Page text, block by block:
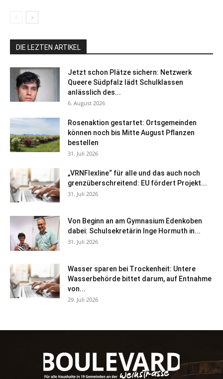
DIE LEZTEN ARTIKEL
Jetzt schon Plätze sichern: Netzwerk
Queere Südpfalz lädt Schulklassen
anlässlich des...
6. August 2026
Rosenaktion gestartet: Ortsgemeinden
können noch bis Mitte August Pflanzen
bestellen
31. Juli 2026
„VRNFlexline“ für alle und das auch noch
grenzüberschreitend: EU fördert Projekt...
31. Juli 2026
Von Beginn an am Gymnasium Edenkoben
dabei: Schulsekretärin Inge Hormuth in...
31. Juli 2026
Wasser sparen bei Trockenheit: Untere
Wasserbehörde bittet darum, auf Entnahme
von...
29. Juli 2026